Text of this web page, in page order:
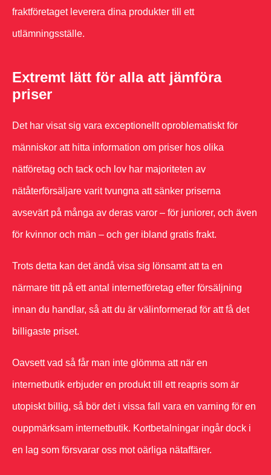
fraktföretaget leverera dina produkter till ett
utlämningsställe.
Extremt lätt för alla att jämföra
priser
Det har visat sig vara exceptionellt oproblematiskt för
människor att hitta information om priser hos olika
nätföretag och tack och lov har majoriteten av
nätåterförsäljare varit tvungna att sänker priserna
avsevärt på många av deras varor – för juniorer, och även
för kvinnor och män – och ger ibland gratis frakt.
Trots detta kan det ändå visa sig lönsamt att ta en
närmare titt på ett antal internetföretag efter försäljning
innan du handlar, så att du är välinformerad för att få det
billigaste priset.
Oavsett vad så får man inte glömma att när en
internetbutik erbjuder en produkt till ett reapris som är
utopiskt billig, så bör det i vissa fall vara en varning för en
ouppmärksam internetbutik. Kortbetalningar ingår dock i
en lag som försvarar oss mot oärliga nätaffärer.